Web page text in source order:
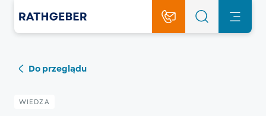
Do przeglądu
WIEDZA